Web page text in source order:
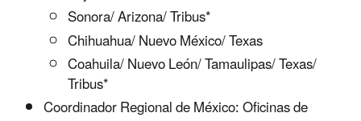
Sonora/ Arizona/ Tribus*
Chihuahua/ Nuevo México/ Texas
Coahuila/ Nuevo León/ Tamaulipas/ Texas/
Tribus*
Coordinador Regional de México: Oficinas de